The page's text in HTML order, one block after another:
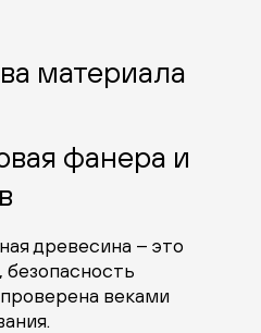
материала
фанера и
древесина – это
безопасность
веками